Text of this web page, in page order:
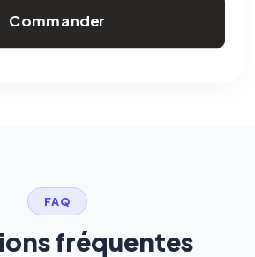
Commander
FAQ
fréquentes